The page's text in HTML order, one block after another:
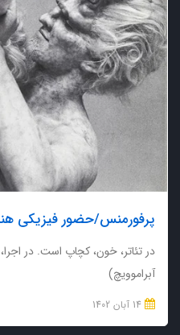
پرفورمنس/حضور فیزیکی
در تئاتر، خون، کچاپ است. در
آبراموویچ)